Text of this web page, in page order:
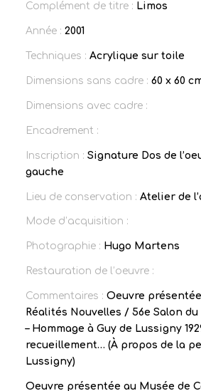
Complément de titre : Limos
Année : 2001
Techniques : Acrylique sur toile
Dimensions sans cadre : 60 x 60
Dimensions avec cadre :
Encadrement :
Inscription : Signature Dos de
gauche
Lieu de conservation : Atelier de
Mode d’acquisition :
Photographie : Hugo Martens
Restauration de l’oeuvre :
Commentaires : Oeuvre
Réalités Nouvelles / 56e Salon du
– Hommage à Guy de Lussigny
recueillement… (À propos de la
Lussigny)
Oeuvre présentée au Musée de